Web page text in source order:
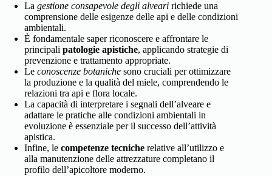
La gestione consapevole degli alveari richiede una
comprensione delle esigenze delle api e delle condizioni
ambientali.
È fondamentale saper riconoscere e affrontare le
principali patologie apistiche, applicando strategie di
prevenzione e trattamento appropriate.
Le conoscenze botaniche sono cruciali per ottimizzare
la produzione e la qualità del miele, comprendendo le
relazioni tra api e flora locale.
La capacità di interpretare i segnali dell’alveare e
adattare le pratiche alle condizioni ambientali in
evoluzione è essenziale per il successo dell’attività
apistica.
Infine, le competenze tecniche relative all’utilizzo e
alla manutenzione delle attrezzature completano il
profilo dell’apicoltore moderno.